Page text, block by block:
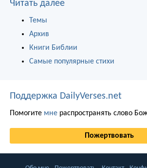
Читать далее
Темы
Архив
Книги Библии
Самые популярные стихи
Поддержка DailyVerses.net
Помогите мне распространять слово
Пожертвовать